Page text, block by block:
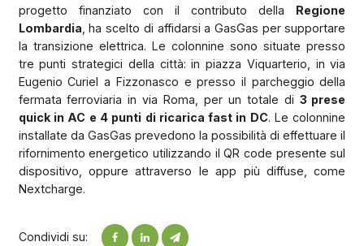
progetto finanziato con il contributo della Regione
Lombardia , ha scelto di affidarsi a GasGas per supportare
la transizione elettrica. Le colonnine sono situate presso
tre punti strategici della città: in piazza Viquarterio, in via
Eugenio Curiel a Fizzonasco e presso il parcheggio della
fermata ferroviaria in via Roma, per un totale di 3 prese
quick in AC e 4 punti di ricarica fast in DC. Le colonnine
installate da GasGas prevedono la possibilità di effettuare il
rifornimento energetico utilizzando il QR code presente sul
dispositivo, oppure attraverso le app più diffuse, come
Nextcharge.
Condividi su: